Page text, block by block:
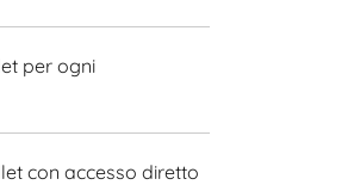
per ogni
con accesso diretto